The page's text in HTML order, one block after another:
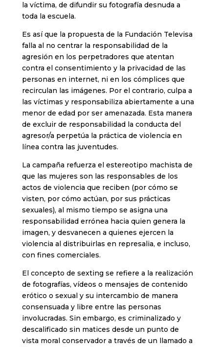
la víctima, de difundir su fotografía desnuda a
toda la escuela.
Es así que la propuesta de la Fundación Televisa
falla al no centrar la responsabilidad de la
agresión en los perpetradores que atentan
contra el consentimiento y la privacidad de las
personas en internet, ni en los cómplices que
recirculan las imágenes. Por el contrario, culpa a
las víctimas y responsabiliza abiertamente a una
menor de edad por ser amenazada. Esta manera
de excluir de responsabilidad la conducta del
agresor/a perpetúa la práctica de violencia en
línea contra las juventudes.
La campaña refuerza el estereotipo machista de
que las mujeres son las responsables de los
actos de violencia que reciben (por cómo se
visten, por cómo actúan, por sus prácticas
sexuales), al mismo tiempo se asigna una
responsabilidad errónea hacia quien genera la
imagen, y desvanecen a quienes ejercen la
violencia al distribuirlas en represalia, e incluso,
con fines comerciales.
El concepto de sexting se refiere a la realización
de fotografías, vídeos o mensajes de contenido
erótico o sexual y su intercambio de manera
consensuada y libre entre las personas
involucradas. Sin embargo, es criminalizado y
descalificado sin matices desde un punto de
vista moral conservador a través de un llamado a